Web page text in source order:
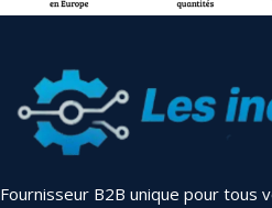
Fournisseur B2B unique pour tous